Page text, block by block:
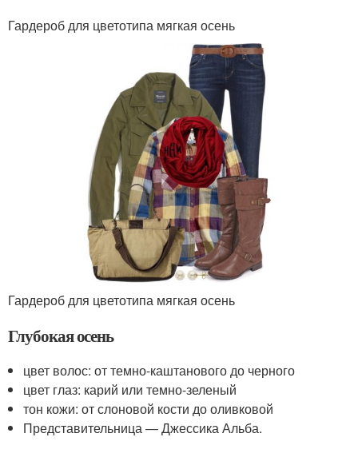
Гардероб для цветотипа мягкая осень
Гардероб для цветотипа мягкая осень
Глубокая осень
цвет волос: от темно-каштанового до черного
цвет глаз: карий или темно-зеленый
тон кожи: от слоновой кости до оливковой
Представительница — Джессика Альба.